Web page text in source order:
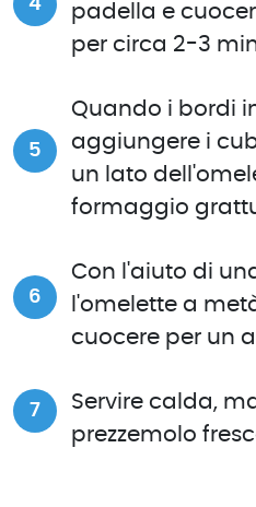
padella e
per circa 2-3
Quando i bordi
aggiungere i
un lato
formaggio
Con l'aiuto di
l'omelette a
cuocere per un
Servire calda,
prezzemolo